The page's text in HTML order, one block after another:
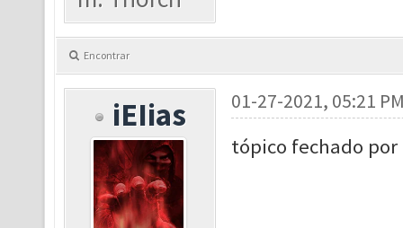
Encontrar
iEIias 01-27-2021, 05:21
tópico fechado